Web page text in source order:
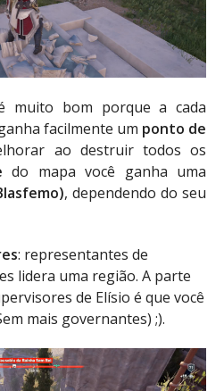
muito bom porque a cada
facilmente um ponto de
ao destruir todos os
do mapa você ganha uma
, dependendo do seu
: representantes de
lidera uma região. A parte
de Elísio é que você
mais governantes) ;).